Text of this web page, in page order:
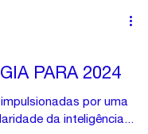
PARA 2024
por uma
da inteligência...